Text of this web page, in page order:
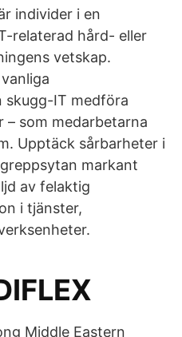
individer i en
relaterad hård- eller
vetskap.
skugg-IT medföra
– som medarbetarna
Upptäck sårbarheter i
markant
av felaktig
i tjänster,
Middle Eastern